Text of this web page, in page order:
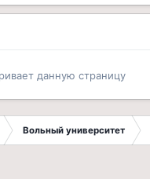
данную страницу
Вольный университет